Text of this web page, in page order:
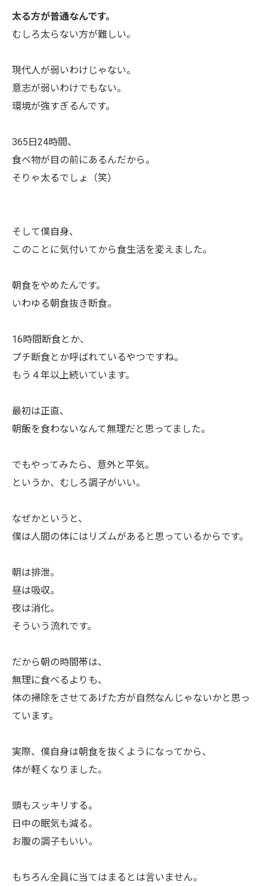
太る方が普通なんです。
むしろ太らない方が難しい。
現代人が弱いわけじゃない。
意志が弱いわけでもない。
環境が強すぎるんです。
365日24時間、
食べ物が目の前にあるんだから。
そりゃ太るでしょ（笑）
そして僕自身、
このことに気付いてから食生活を変えました。
朝食をやめたんです。
いわゆる朝食抜き断食。
16時間断食とか、
プチ断食とか呼ばれているやつですね。
もう４年以上続いています。
最初は正直、
朝飯を食わないなんて無理だと思ってました。
でもやってみたら、意外と平気。
というか、むしろ調子がいい。
なぜかというと、
僕は人間の体にはリズムがあると思っているからです。
朝は排泄。
昼は吸収。
夜は消化。
そういう流れです。
だから朝の時間帯は、
無理に食べるよりも、
体の掃除をさせてあげた方が自然なんじゃないかと思っ
ています。
実際、僕自身は朝食を抜くようになってから、
体が軽くなりました。
頭もスッキリする。
日中の眠気も減る。
お腹の調子もいい。
もちろん全員に当てはまるとは言いません。